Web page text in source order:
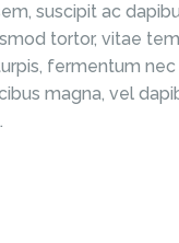
suscipit ac
tortor, vitae
fermentum nec
magna, vel